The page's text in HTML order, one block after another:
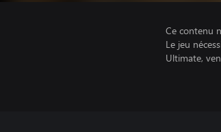
Ce contenu
Le jeu
Ultimate,